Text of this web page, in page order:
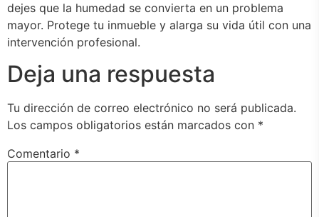
dejes que la humedad se convierta en un problema
mayor. Protege tu inmueble y alarga su vida útil con una
intervención profesional.
Deja una respuesta
Tu dirección de correo electrónico no será publicada.
Los campos obligatorios están marcados con *
Comentario *